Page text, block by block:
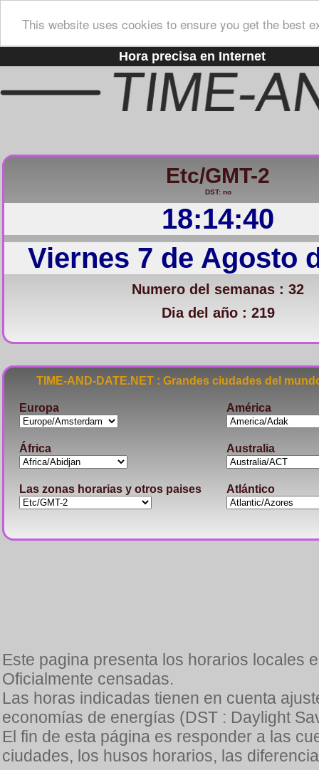
This website uses cookies to ensure you get the best
Hora precisa en Internet
Etc/GMT-2
DST: no
18:14:41
Viernes 7 de Agosto
Numero del semanas : 32
Dia del año : 219
TIME-AND-DATE.NET : Grandes ciudades del
Europa América
África Australia
Las zonas horarias y otros paises Atlántico
Este pagina presenta los horarios locales
Oficialmente censadas.
Las horas indicadas tienen en cuenta
economías de energías (DST : Daylight
El fin de esta página es responder a las
ciudades, los husos horarios, las